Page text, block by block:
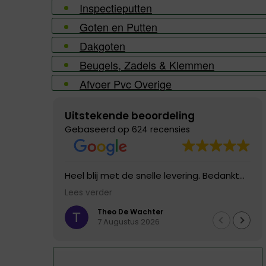
Inspectieputten
Goten en Putten
Dakgoten
Beugels, Zadels & Klemmen
Afvoer Pvc Overige
Uitstekende beoordeling
Gebaseerd op 624 recensies
Heel blij met de snelle levering. Bedankt
voor deze goed service
Lees verder
Theo De Wachter
7 Augustus 2026